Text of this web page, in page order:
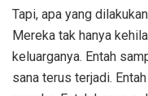
Tapi, apa yang
Mereka tak hanya
keluarganya. Entah
sana terus terjadi.